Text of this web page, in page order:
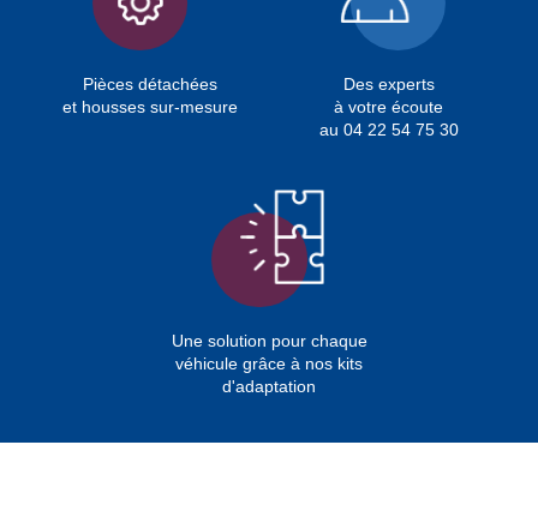
Pièces détachées
et housses sur-mesure
Des experts
à votre écoute
au 04 22 54 75 30
Une solution pour chaque
véhicule grâce à nos kits
d'adaptation